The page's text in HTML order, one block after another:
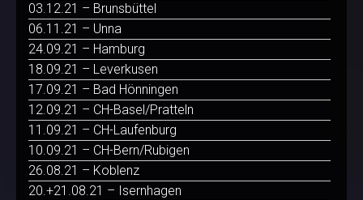
03.12.21 – Brunsbüttel
06.11.21 – Unna
24.09.21 – Hamburg
18.09.21 – Leverkusen
17.09.21 – Bad Hönningen
12.09.21 – CH-Basel/Pratteln
11.09.21 – CH-Laufenburg
10.09.21 – CH-Bern/Rubigen
26.08.21 – Koblenz
20.+21.08.21 – Isernhagen